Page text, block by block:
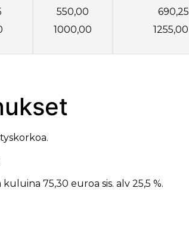
550,00
1000,00
690,25
1255,00
75,30 euroa sis. alv 25,5 %.